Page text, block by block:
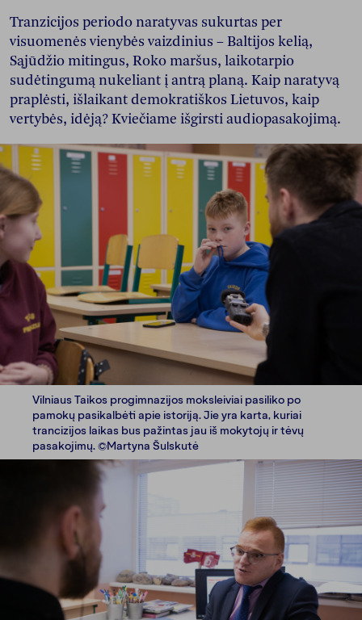
Tranzicijos periodo naratyvas sukurtas per
visuomenės vienybės vaizdinius – Baltijos kelią,
Sąjūdžio mitingus, Roko maršus, laikotarpio
sudėtingumą nukeliant į antrą planą. Kaip naratyvą
praplėsti, išlaikant demokratiškos Lietuvos, kaip
vertybės, idėją? Kviečiame išgirsti audiopasakojimą.
Vilniaus Taikos progimnazijos moksleiviai pasiliko po
pamokų pasikalbėti apie istoriją. Jie yra karta, kuriai
trancizijos laikas bus pažintas jau iš mokytojų ir tėvų
pasakojimų. ©Martyna Šulskutė